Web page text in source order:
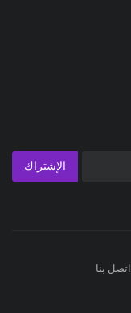
الإشتراك
اتصل بنا